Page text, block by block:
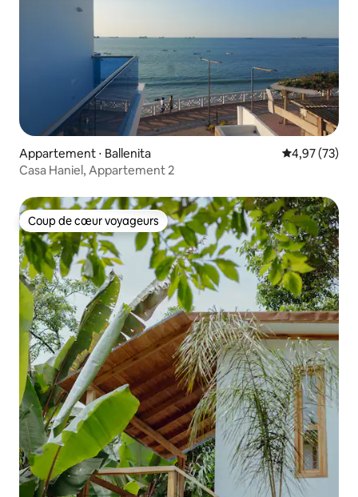
Appartement ⋅ Ballenita Évaluation
4,97 (73)
Casa Haniel, Appartement 2
Coup de cœur voyageurs
Coup de cœur voyageurs